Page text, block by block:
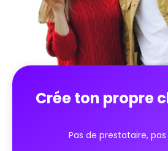
Crée ton propre
Pas de prestataire,